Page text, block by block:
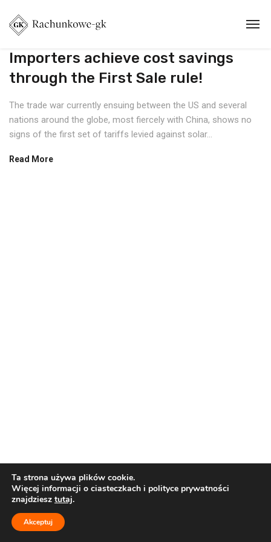
Importers achieve cost savings
through the First Sale rule!
The trade war currently ensuing between the US and several
nations around the globe, most fiercely with China, shows no
signs of the first set of tariffs levied against solar...
Read More
Ta strona używa plików cookie.
Więcej informacji o ciasteczkach i polityce prywatności
znajdziesz tutaj.
Akceptuj